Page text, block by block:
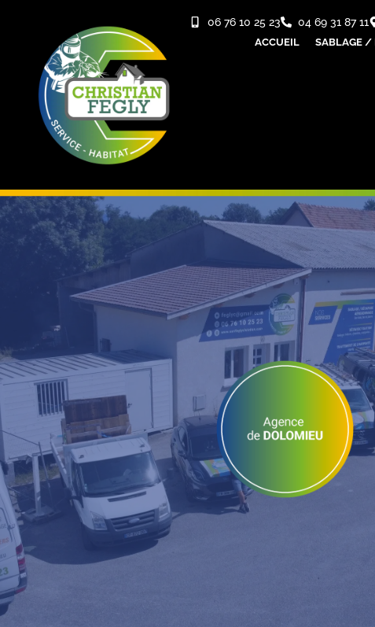
06 76 10 25 23 04 69 31 87 11
ACCUEIL SABLAGE /